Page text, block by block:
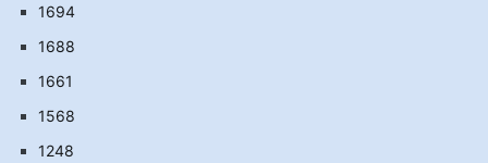
1694
1688
1661
1568
1248